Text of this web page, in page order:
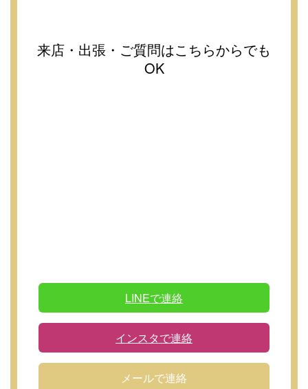
来店・出張・ご質問はこちらからでも
OK
LINEで連絡
インスタで連絡
メールで連絡